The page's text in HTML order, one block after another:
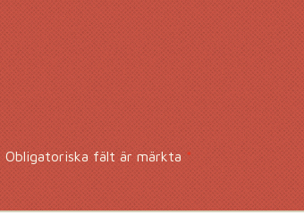
Obligatoriska fält är märkta*